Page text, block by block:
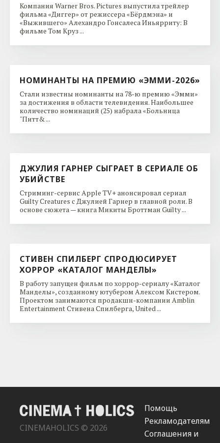
Компания Warner Bros. Pictures выпустила трейлер
фильма «Диггер» от режиссера «Бёрдмэна» и
«Выжившего» Алехандро Гонсалеса Иньярриту: В
фильме Том Круз ...
НОМИНАНТЫ НА ПРЕМИЮ «ЭММИ-2026»
Стали известны номинанты на 78-ю премию «Эмми»
за достижения в области телевидения. Наибольшее
количество номинаций (25) набрала «Больница
"Питт& ...
ДЖУЛИЯ ГАРНЕР СЫГРАЕТ В СЕРИАЛЕ ОБ
УБИЙСТВЕ
Стриминг-сервис Apple TV+ анонсировал сериал
Guilty Creatures с Джулией Гарнер в главной роли. В
основе сюжета — книга Микиты Броттман Guilty ...
СТИВЕН СПИЛБЕРГ СПРОДЮСИРУЕТ
ХОРРОР «КАТАЛОГ МАНДЕЛЫ»
В работу запущен фильм по хоррор-сериалу «Каталог
Манделы», созданному ютубером Алексом Кистером.
Проектом занимаются продакшн-компании Amblin
Entertainment Стивена Спилберга, United ...
CINEMAHOLICS © 2026
Помощь
Рекламодателям
Соглашения и